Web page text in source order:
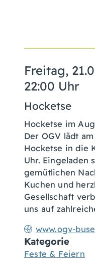
Freitag,
22:00 Uhr
Hocketse
www.ogv-
Hocketse im
Der OGV lädt
Hocketse in die
Uhr. Eingeladen
gemütlichen
Kuchen und
Gesellschaft
uns auf
Kategorie
Feste & Feiern